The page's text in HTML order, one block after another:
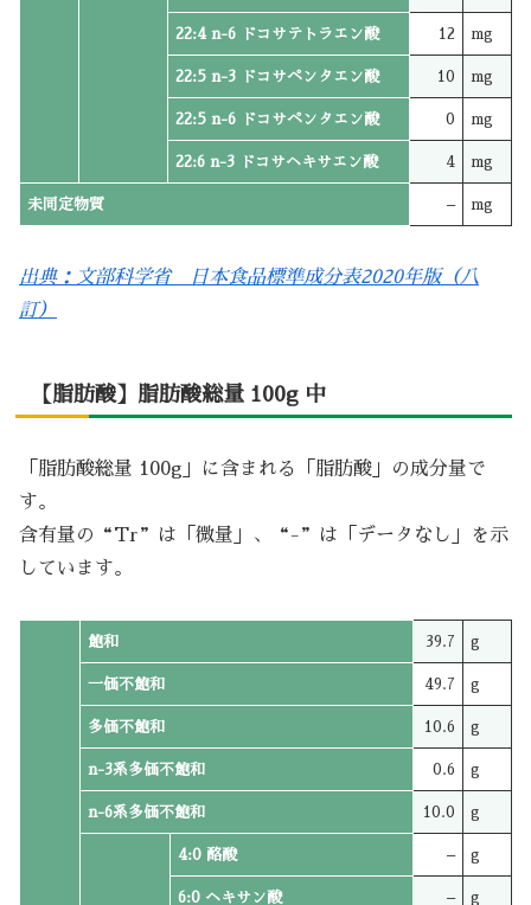
22:4 n-6 ドコサテトラエン酸 12 mg
22:5 n-3 ドコサペンタエン酸 10 mg
22:5 n-6 ドコサペンタエン酸 0 mg
22:6 n-3 ドコサヘキサエン酸 4 mg
未同定物質 – mg
出典：文部科学省 日本食品標準成分表2020年版（八
訂）
【脂肪酸】脂肪酸総量 100g 中
「脂肪酸総量 100g」に含まれる「脂肪酸」の成分量で
す。
含有量の“Tr”は「微量」、“-”は「データなし」を示
しています。
飽和 39.7 g
一価不飽和 49.7 g
多価不飽和 10.6 g
n-3系多価不飽和 0.6 g
n-6系多価不飽和 10.0 g
4:0 酪酸 – g
6:0 ヘキサン酸 – g